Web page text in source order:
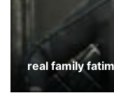
real family